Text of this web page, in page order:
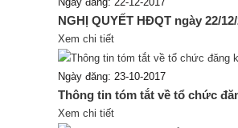
NGHỊ QUYẾT HĐQT ngày 22/
Xem chi tiết
Ngày đăng: 23-10-2017
Thông tin tóm tắt về tổ chức
Xem chi tiết